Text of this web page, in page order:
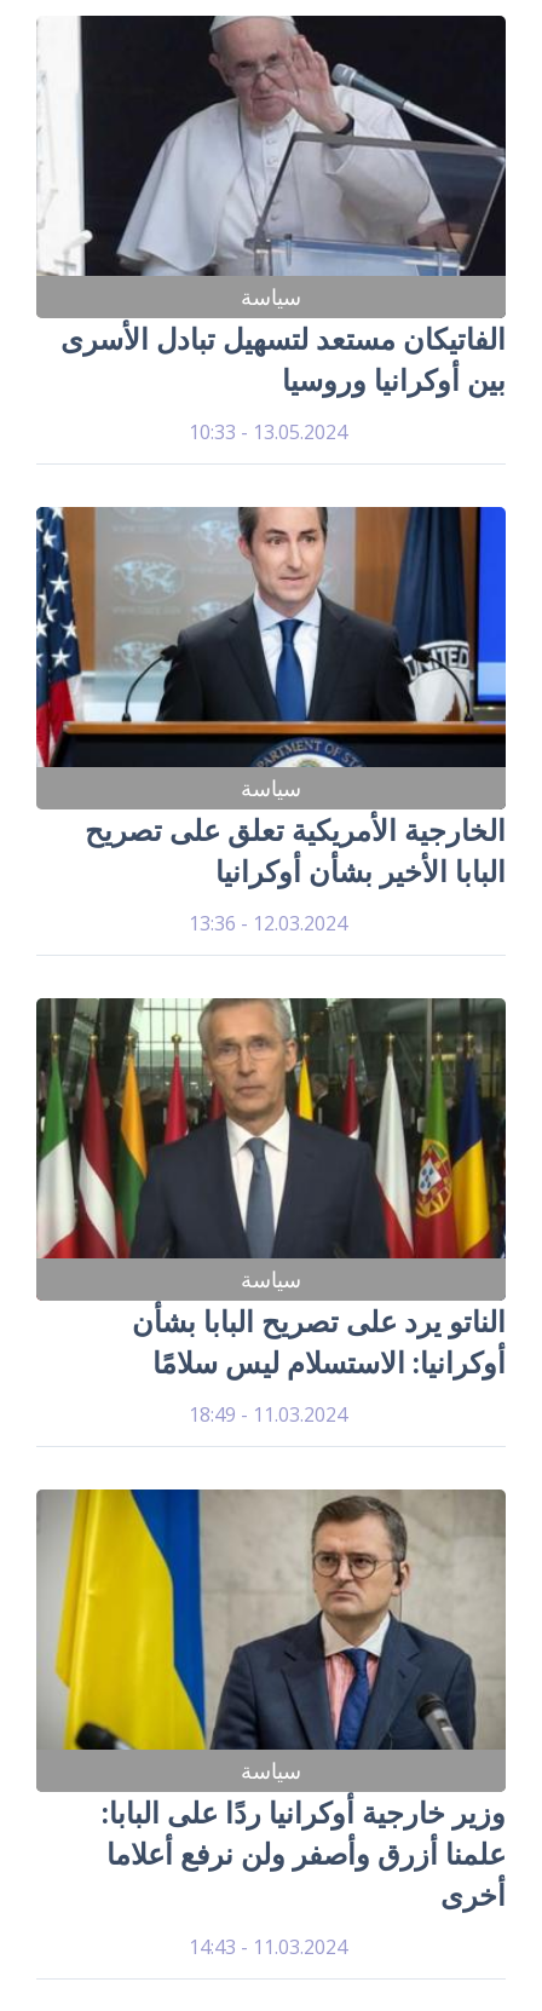
سياسة
الفاتيكان مستعد لتسهيل تبادل الأسرى
بين أوكرانيا وروسيا
13.05.2024 - 10:33
سياسة
الخارجية الأمريكية تعلق على تصريح
البابا الأخير بشأن أوكرانيا
12.03.2024 - 13:36
سياسة
الناتو يرد على تصريح البابا بشأن
أوكرانيا: الاستسلام ليس سلامًا
11.03.2024 - 18:49
سياسة
وزير خارجية أوكرانيا ردًا على البابا:
علمنا أزرق وأصفر ولن نرفع أعلاما
أخرى
11.03.2024 - 14:43